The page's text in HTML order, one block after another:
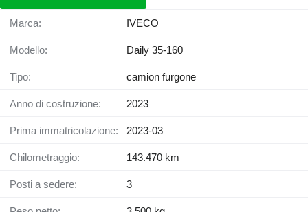
Marca: IVECO
Modello: Daily 35-160
Tipo: camion furgone
Anno di costruzione: 2023
Prima immatricolazione: 2023-03
Chilometraggio: 143.470 km
Posti a sedere: 3